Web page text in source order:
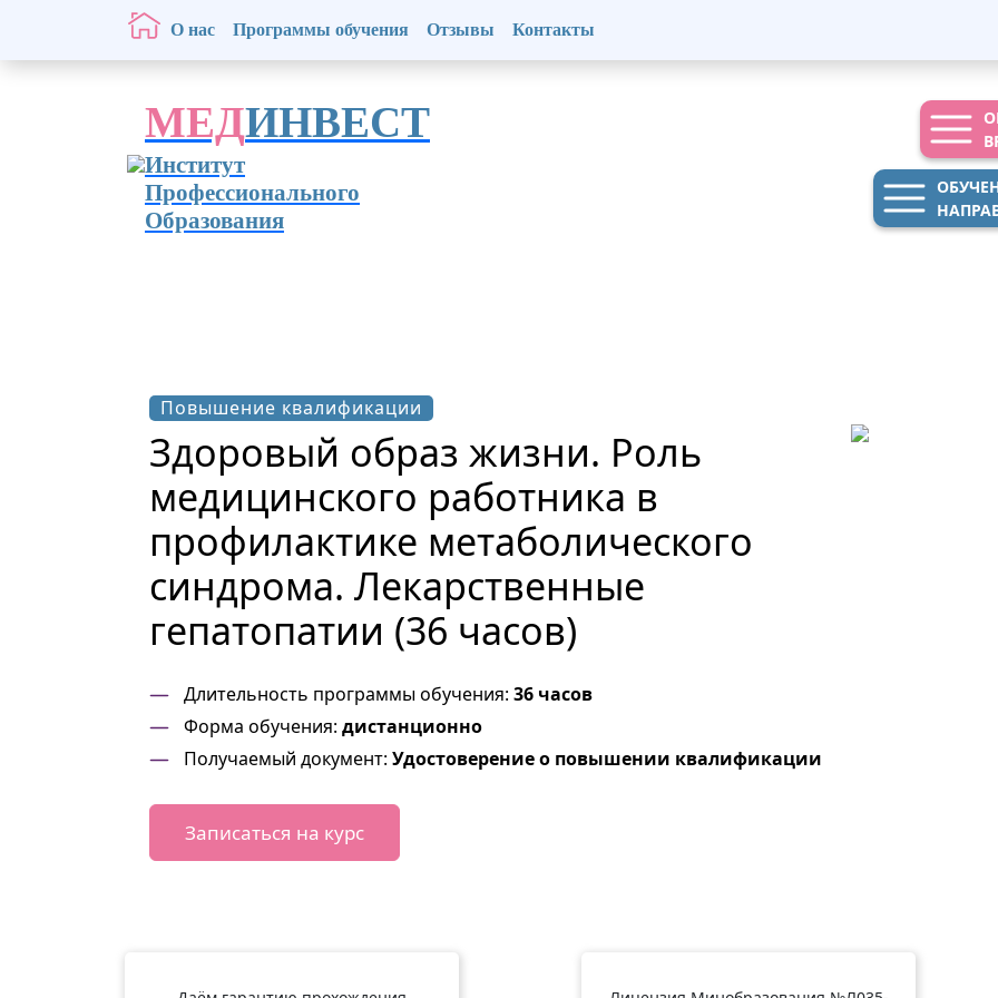
О нас Программы обучения Отзывы Контакты
МЕДИНВЕСТ
Институт
Профессионального
Образования
Повышение квалификации
Здоровый образ жизни. Роль
медицинского работника в
профилактике метаболического
синдрома. Лекарственные
гепатопатии (36 часов)
Длительность программы обучения: 36 часов
Форма обучения: дистанционно
Получаемый документ: Удостоверение о повышении квалификации
Записаться на курс